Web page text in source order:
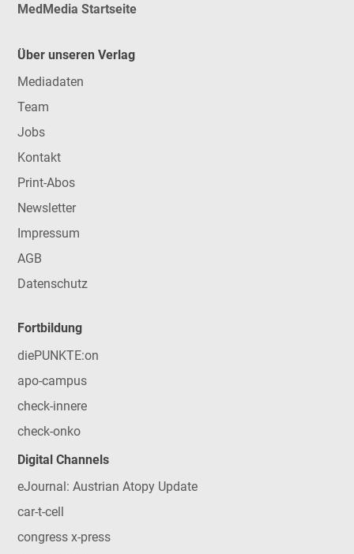
MedMedia Startseite
Über unseren Verlag
Mediadaten
Team
Jobs
Kontakt
Print-Abos
Newsletter
Impressum
AGB
Datenschutz
Fortbildung
diePUNKTE:on
apo-campus
check-innere
check-onko
Digital Channels
eJournal: Austrian Atopy Update
car-t-cell
congress x-press